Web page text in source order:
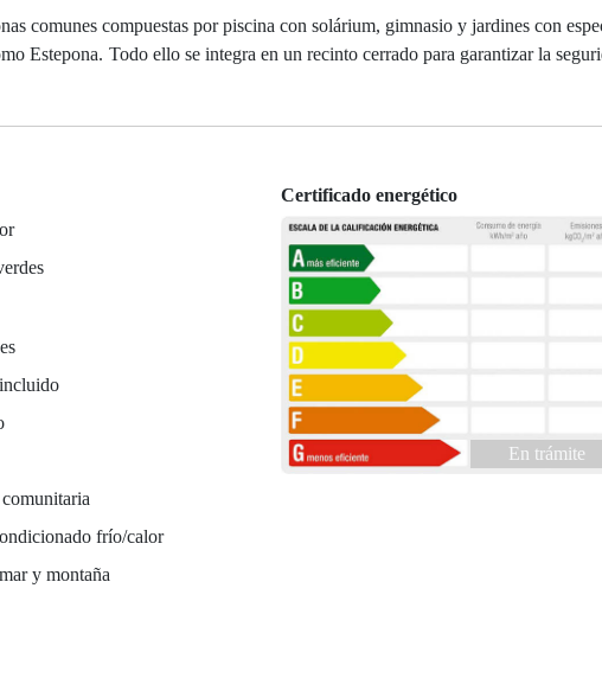
comunes compuestas por piscina con solárium, gimnasio y jardines con
Estepona. Todo ello se integra en un recinto cerrado para garantizar la
frío/calor
y montaña
Certificado energético
En trámite